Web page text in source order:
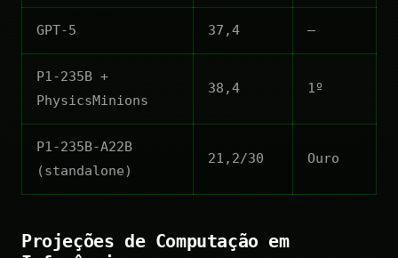
GPT-5 37,4 —
P1-235B +
PhysicsMinions
38,4 1º
P1-235B-A22B
(standalone)
21,2/30 Ouro
Projeções de Computação em